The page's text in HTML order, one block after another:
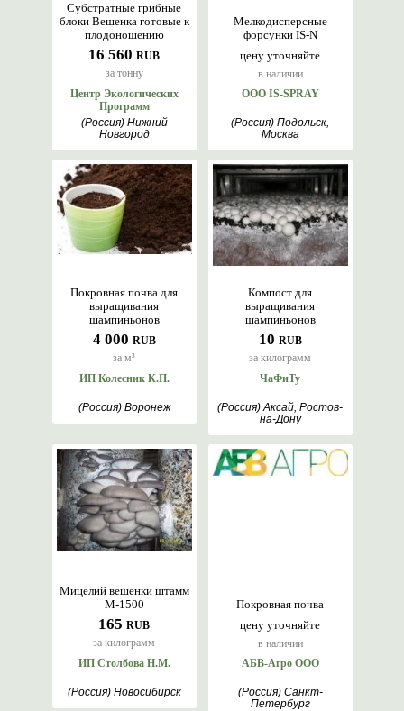
16 560 RUB
за тонну
Субстратные грибные
блоки Вешенка готовые к
плодоношению
Центр Экологических
Программ
(Россия) Нижний
Новгород
цену уточняйте
в наличии
Мелкодисперсные
форсунки IS-N
ООО IS-SPRAY
(Россия) Подольск,
Москва
4 000 RUB
за м³
Покровная почва для
выращивания
шампиньонов
ИП Колесник К.П.
(Россия) Воронеж
10 RUB
за килограмм
Компост для
выращивания
шампиньонов
ЧаФиТу
(Россия) Аксай, Ростов-
на-Дону
165 RUB
за килограмм
Мицелий вешенки штамм
М-1500
ИП Столбова Н.М.
(Россия) Новосибирск
цену уточняйте
в наличии
Покровная почва
АБВ-Агро ООО
(Россия) Санкт-
Петербург